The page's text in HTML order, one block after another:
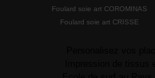
Foulard soie art COROMINAS
Foulard soie art CRISSE